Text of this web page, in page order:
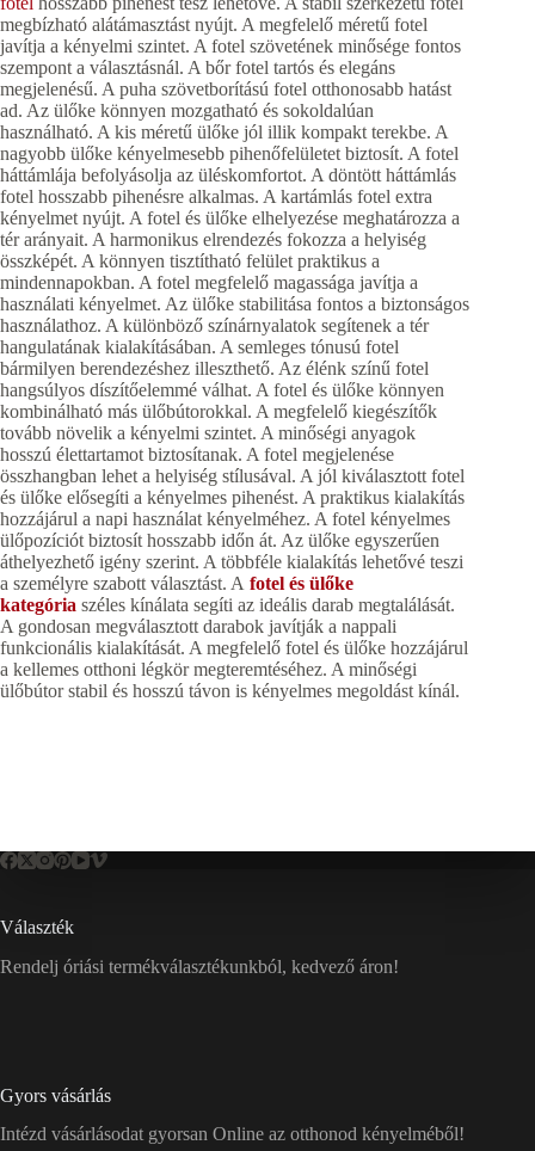
megbízható alátámasztást nyújt. A megfelelő méretű fotel
javítja a kényelmi szintet. A fotel szövetének minősége fontos
szempont a választásnál. A bőr fotel tartós és elegáns
megjelenésű. A puha szövetborítású fotel otthonosabb hatást
ad. Az ülőke könnyen mozgatható és sokoldalúan
használható. A kis méretű ülőke jól illik kompakt terekbe. A
nagyobb ülőke kényelmesebb pihenőfelületet biztosít. A fotel
háttámlája befolyásolja az üléskomfortot. A döntött háttámlás
fotel hosszabb pihenésre alkalmas. A kartámlás fotel extra
kényelmet nyújt. A fotel és ülőke elhelyezése meghatározza a
tér arányait. A harmonikus elrendezés fokozza a helyiség
összképét. A könnyen tisztítható felület praktikus a
mindennapokban. A fotel megfelelő magassága javítja a
használati kényelmet. Az ülőke stabilitása fontos a biztonságos
használathoz. A különböző színárnyalatok segítenek a tér
hangulatának kialakításában. A semleges tónusú fotel
bármilyen berendezéshez illeszthető. Az élénk színű fotel
hangsúlyos díszítőelemmé válhat. A fotel és ülőke könnyen
kombinálható más ülőbútorokkal. A megfelelő kiegészítők
tovább növelik a kényelmi szintet. A minőségi anyagok
hosszú élettartamot biztosítanak. A fotel megjelenése
összhangban lehet a helyiség stílusával. A jól kiválasztott fotel
és ülőke elősegíti a kényelmes pihenést. A praktikus kialakítás
hozzájárul a napi használat kényelméhez. A fotel kényelmes
ülőpozíciót biztosít hosszabb időn át. Az ülőke egyszerűen
áthelyezhető igény szerint. A többféle kialakítás lehetővé teszi
a személyre szabott választást. A fotel és ülőke
kategória széles kínálata segíti az ideális darab megtalálását.
A gondosan megválasztott darabok javítják a nappali
funkcionális kialakítását. A megfelelő fotel és ülőke hozzájárul
a kellemes otthoni légkör megteremtéséhez. A minőségi
ülőbútor stabil és hosszú távon is kényelmes megoldást kínál.
Választék
Rendelj óriási termékválasztékunkból, kedvező áron!
Gyors vásárlás
Intézd vásárlásodat gyorsan Online az otthonod kényelméből!